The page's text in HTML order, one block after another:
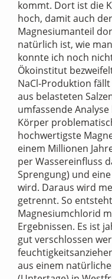
kommt. Dort ist die
hoch, damit auch
Magnesiumanteil
natürlich ist, wie
konnte ich noch
Ökoinstitut
NaCl-Produktion
aus belasteten
umfassende
Körper
hochwertigste
einem Millionen
per Wassereinfluss
Sprengung) und
wird. Daraus wird
getrennt. So
Magnesiumchlorid
Ergebnissen. Es ist
gut verschlossen
aus einem